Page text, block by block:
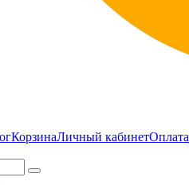
КорзинаЛичный кабинетОплата